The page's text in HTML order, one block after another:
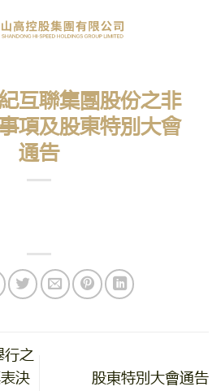
互聯集團股份之非
項及股東特別大會
通告
之
決
股東特別大會通告